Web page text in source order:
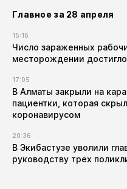
Главное за 28 апреля
15:16
Число зараженных
месторождении
17:05
В Алматы закрыли на
пациентки, которая
коронавирусом
20:36
В Экибастузе уволили
руководству трех